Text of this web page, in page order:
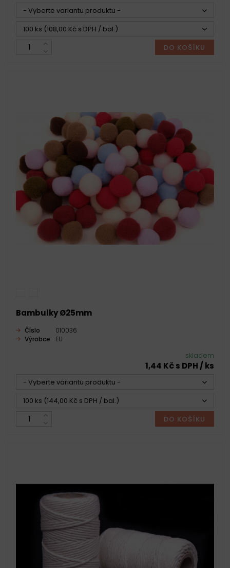
- Vyberte variantu produktu -
100 ks (108,00 Kč s DPH / bal.)
DO KOŠÍKU
Bambulky Ø25mm
Číslo
010036
Výrobce
EU
skladem
1,44 Kč s DPH / ks
- Vyberte variantu produktu -
100 ks (144,00 Kč s DPH / bal.)
DO KOŠÍKU